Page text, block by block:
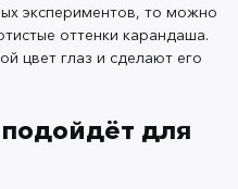
& Stayиз линейки
ярких зелёных глаз и
на себя.
экспериментов, то можно
оттенки карандаша.
цвет глаз и сделают его
для